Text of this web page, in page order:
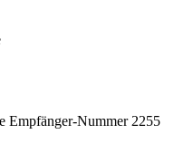
Empfänger-Nummer 2255